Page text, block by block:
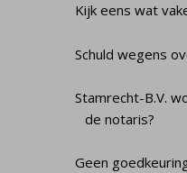
Kijk eens wat
Schuld wegens
Stamrecht-B.V.
de notaris?
Geen